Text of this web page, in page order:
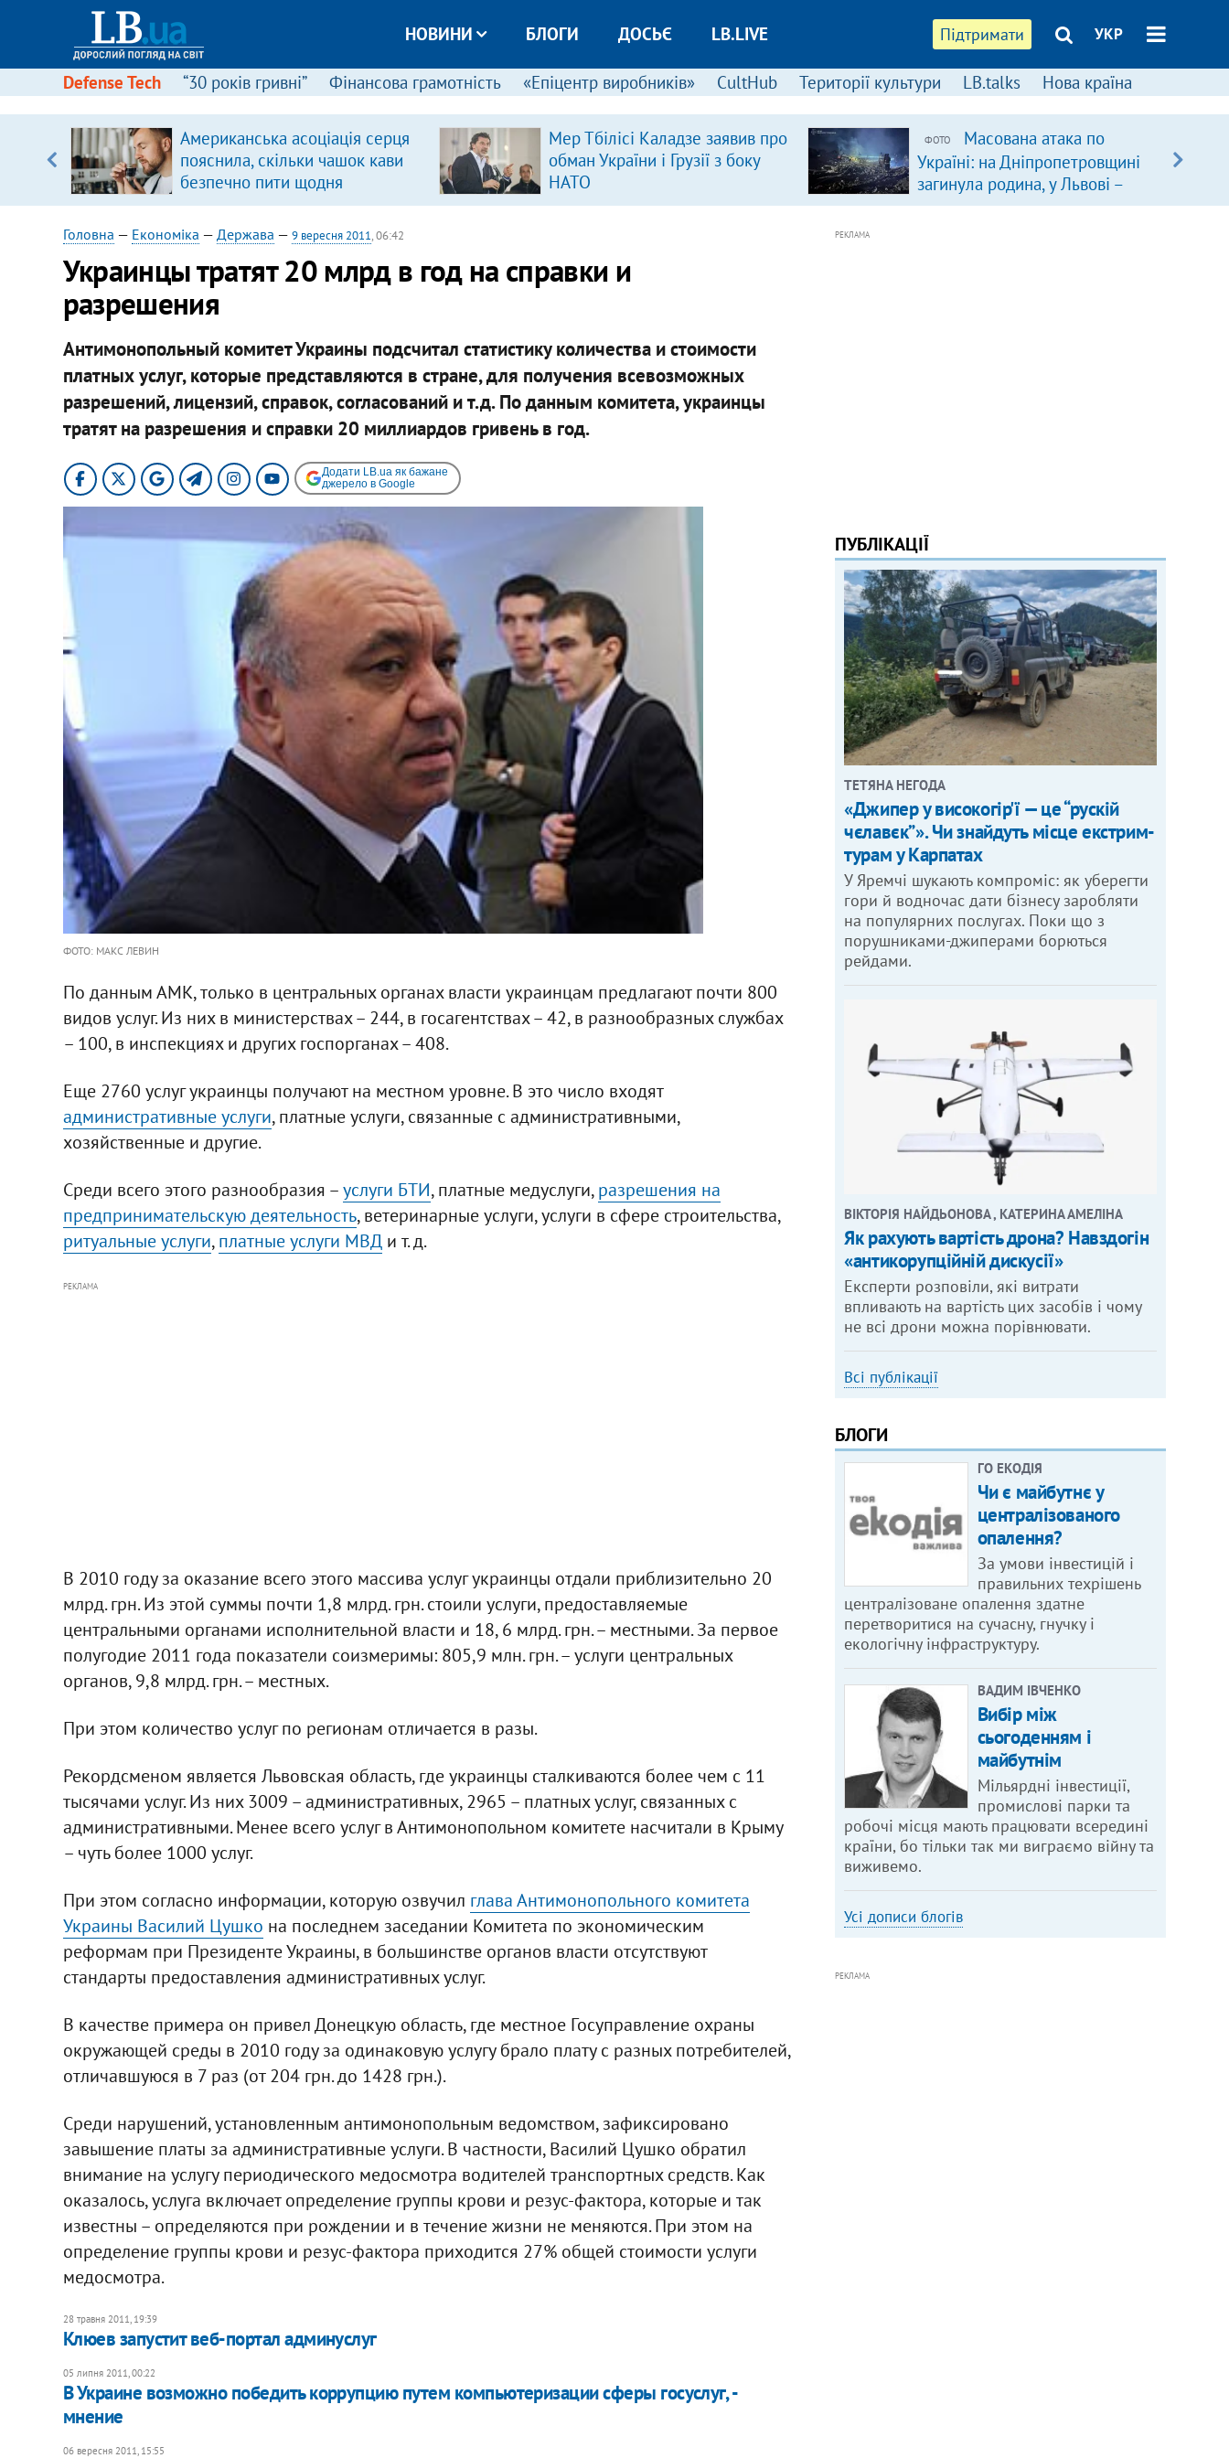
Підтримати УКР
НОВИНИ БЛОГИ ДОСЬЄ LB.LIVE
Defense Tech “30 років гривні” Фінансова грамотність «Епіцентр виробників» CultHub Території культури LB.talks Нова країна
Американська асоціація серця
пояснила, скільки чашок кави
безпечно пити щодня
Мер Тбілісі Каладзе заявив про
обман України і Грузії з боку
НАТО
ФОТО
Масована атака по
Україні: на Дніпропетровщині
загинула родина, у Львові –
удар по багатоповерхівках
Головна — Економіка — Держава — 9 вересня 2011, 06:42
​Украинцы тратят 20 млрд в год на справки и
разрешения
Антимонопольный комитет Украины подсчитал статистику количества и стоимости
платных услуг, которые представляются в стране, для получения всевозможных
разрешений, лицензий, справок, согласований и т.д. По данным комитета, украинцы
тратят на разрешения и справки 20 миллиардов гривень в год.
Додати LB.ua як бажане
джерело в Google
ФОТО: МАКС ЛЕВИН
По данным АМК, только в центральных органах власти украинцам предлагают почти 800
видов услуг. Из них в министерствах – 244, в госагентствах – 42, в разнообразных службах
– 100, в инспекциях и других госпорганах – 408.
Еще 2760 услуг украинцы получают на местном уровне. В это число входят
административные услуги, платные услуги, связанные с административными,
хозяйственные и другие.
Среди всего этого разнообразия –услуги БТИ, платные медуслуги,разрешения на
предпринимательскую деятельность, ветеринарные услуги, услуги в сфере строительства,
ритуальные услуги,платные услуги МВДи т. д.
РЕКЛАМА
В 2010 году за оказание всего этого массива услуг украинцы отдали приблизительно 20
млрд. грн. Из этой суммы почти 1,8 млрд. грн. стоили услуги, предоставляемые
центральными органами исполнительной власти и 18, 6 млрд. грн. – местными. За первое
полугодие 2011 года показатели соизмеримы: 805,9 млн. грн. – услуги центральных
органов, 9,8 млрд. грн. – местных.
При этом количество услуг по регионам отличается в разы.
Рекордсменом является Львовская область, где украинцы сталкиваются более чем с 11
тысячами услуг. Из них 3009 – административных, 2965 – платных услуг, связанных с
административными. Менее всего услуг в Антимонопольном комитете насчитали в Крыму
– чуть более 1000 услуг.
При этом согласно информации, которую озвучил глава Антимонопольного комитета
Украины Василий Цушко на последнем заседании Комитета по экономическим
реформам при Президенте Украины, в большинстве органов власти отсутствуют
стандарты предоставления административных услуг.
В качестве примера он привел Донецкую область, где местное Госуправление охраны
окружающей среды в 2010 году за одинаковую услугу брало плату с разных потребителей,
отличавшуюся в 7 раз (от 204 грн. до 1428 грн.).
Среди нарушений, установленным антимонопольным ведомством, зафиксировано
завышение платы за административные услуги. В частности, Василий Цушко обратил
внимание на услугу периодического медосмотра водителей транспортных средств. Как
оказалось, услуга включает определение группы крови и резус-фактора, которые и так
известны – определяются при рождении и в течение жизни не меняются. При этом на
определение группы крови и резус-фактора приходится 27% общей стоимости услуги
медосмотра.
28 травня 2011, 19:39
Клюев запустит веб-портал админуслуг
05 липня 2011, 00:22
В Украине возможно победить коррупцию путем компьютеризации сферы госуслуг, -
мнение
06 вересня 2011, 15:55
РЕКЛАМА
ПУБЛІКАЦІЇ
ТЕТЯНА НЕГОДА
«Джипер у високогір'ї — це “рускій
чєлавєк”». Чи знайдуть місце екстрим-
турам у Карпатах
У Яремчі шукають компроміс: як уберегти
гори й водночас дати бізнесу заробляти
на популярних послугах. Поки що з
порушниками-джиперами борються
рейдами.
ВІКТОРІЯ НАЙДЬОНОВА , КАТЕРИНА АМЕЛІНА
Як рахують вартість дрона? Навздогін
«антикорупційній дискусії»
Експерти розповіли, які витрати
впливають на вартість цих засобів і чому
не всі дрони можна порівнювати.
Всі публікації
БЛОГИ
ГО ЕКОДІЯ
Чи є майбутнє у
централізованого
опалення?
За умови інвестицій і
правильних техрішень
централізоване опалення здатне
перетворитися на сучасну, гнучку і
екологічну інфраструктуру.
ВАДИМ ІВЧЕНКО
Вибір між
сьогоденням і
майбутнім
Мільярдні інвестиції,
промислові парки та
робочі місця мають працювати всередині
країни, бо тільки так ми виграємо війну та
виживемо.
Усі дописи блогів
РЕКЛАМА